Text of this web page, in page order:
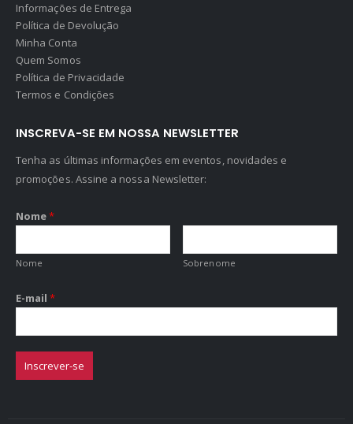
Informações de Entrega
Política de Devolução
Minha Conta
Quem Somos
Política de Privacidade
Termos e Condições
INSCREVA-SE EM NOSSA NEWSLETTER
Tenha as últimas informações em eventos, novidades e
promoções. Assine a nossa Newsletter:
Nome*
Nome Sobrenome
E-mail*
Inscrever-se